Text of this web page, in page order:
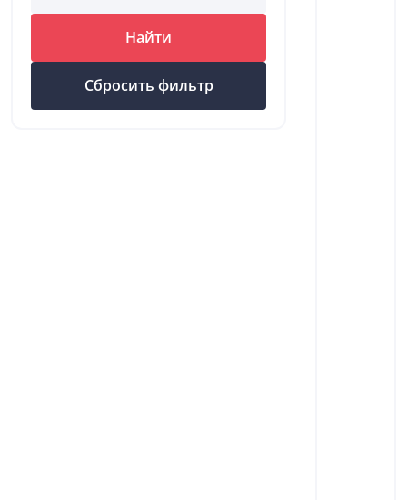
Найти
Сбросить фильтр